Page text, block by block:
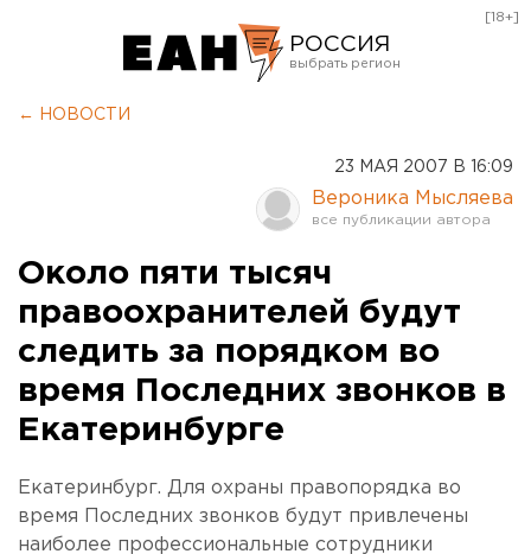
РОССИЯ
Оренбург
[18+]
← НОВОСТИ
23 МАЯ 2007 В 16:09
Вероника Мысляева
Около пяти тысяч
правоохранителей будут
следить за порядком во
время Последних звонков в
Екатеринбурге
Екатеринбург. Для охраны правопорядка во
время Последних звонков будут привлечены
наиболее профессиональные сотрудники